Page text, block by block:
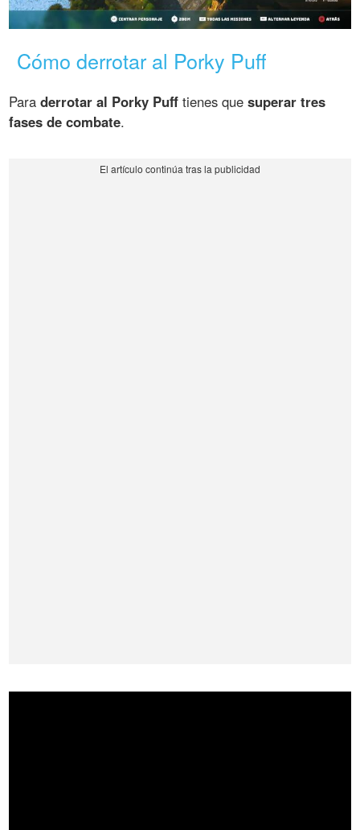
Cómo derrotar al Porky Puff
Paraderrotar al Porky Puff tienes quesuperar tres
fases de combate.